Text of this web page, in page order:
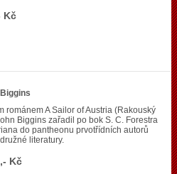
Kč
románem A Sailor of Austria (Rakouský
Biggins zařadil po bok S. C. Forestra
do pantheonu prvotřídních autorů
literatury.
Kč